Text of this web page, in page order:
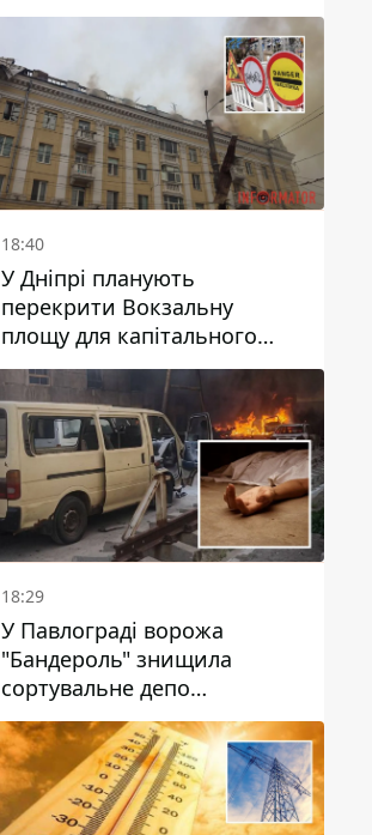
18:40
У Дніпрі планують
перекрити Вокзальну
площу для капітального
ремонту будинку, в який
влучила ворожа ракета: які
терміни
18:29
У Павлограді ворожа
"Бандероль" знищила
сортувальне депо
"Укрпошти" та вбила двох
працівниць